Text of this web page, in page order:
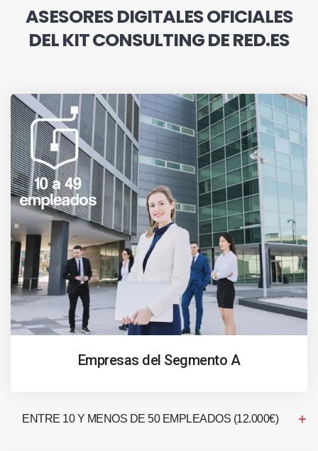
ASESORES DIGITALES OFICIALES
DEL KIT CONSULTING DE RED.ES
Empresas del Segmento A
ENTRE 10 Y MENOS DE 50 EMPLEADOS (12.000€)